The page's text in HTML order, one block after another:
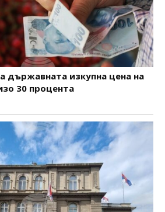
държавната изкупна цена на
30 процента